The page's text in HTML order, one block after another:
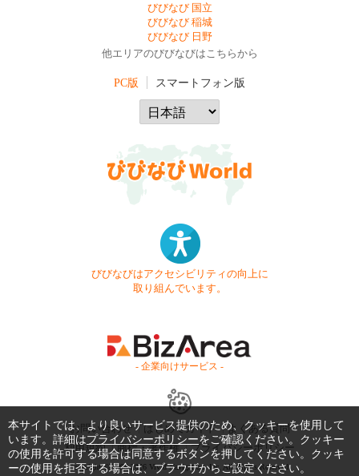
びびなび 国立
びびなび 稲城
びびなび 日野
他エリアのびびなびはこちらから
PC版 スマートフォン版
びびなびはアクセシビリティの向上に
取り組んでいます。
- 企業向けサービス -
お問い合わせ はじめてガイド
よくある質問
利用規約
商標・著作権 プライバシーポリシー
Copyright © 1999-2026 Vivid Navigation, Inc. All Rights Reserved.
本サイトでは、より良いサービス提供のため、クッキーを使用して
います。詳細はプライバシーポリシーをご確認ください。クッキー
の使用を許可する場合は同意するボタンを押してください。クッキ
ーの使用を拒否する場合は、ブラウザからご設定ください。